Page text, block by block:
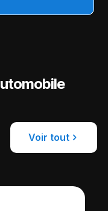
Voir tout